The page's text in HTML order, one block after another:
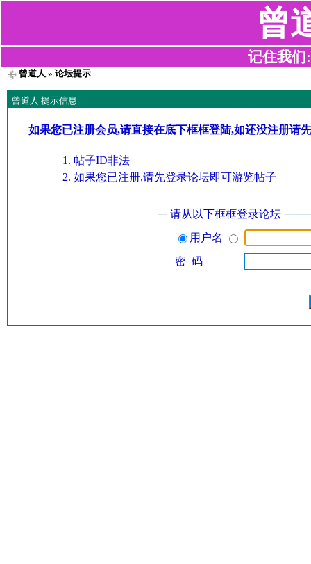
曾
记住我们
曾道人 » 论坛提示
曾道人 提示信息
如果您已注册会员,请直接在底下框框登陆,如还没注册请
帖子ID非法
如果您已注册,请先登录论坛即可游览帖子
请从以下框框登录论坛
用户名
密 码